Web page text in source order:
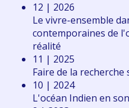
12 | 2026
Le vivre-ensemble
contemporaines de
réalité
11 | 2025
Faire de la
10 | 2024
L'océan Indien en